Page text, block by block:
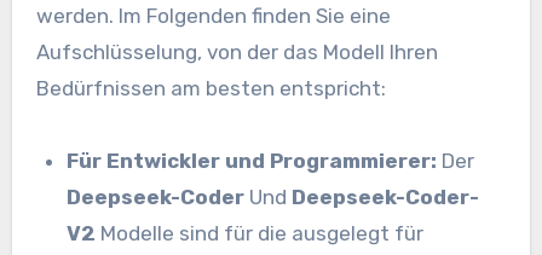
werden. Im Folgenden finden Sie eine
Aufschlüsselung, von der das Modell Ihren
Bedürfnissen am besten entspricht:
Für Entwickler und Programmierer: Der
Deepseek-Coder Und Deepseek-Coder-
V2 Modelle sind für die ausgelegt für